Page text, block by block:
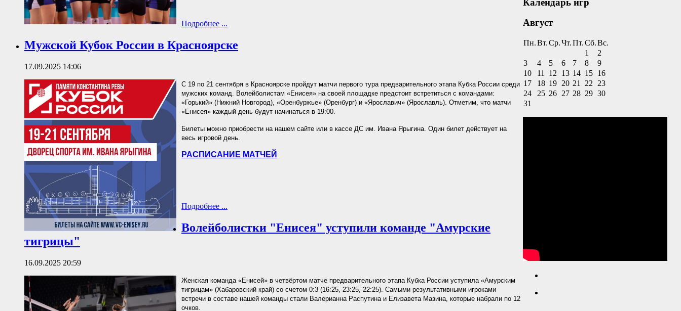
Подробнее ...
Мужской Кубок России в Красноярске
17.09.2025 14:06
С 19 по 21 сентября в Красноярске пройдут матчи первого тура предварительного этапа Кубка России среди
мужских команд. Волейболистам «Енисея» на своей площадке предстоит встретиться с командами:
«Горький» (Нижний Новгород), «Оренбуржье» (Оренбург) и «Ярославич» (Ярославль). Отметим, что матчи
«Енисея» каждый день будут начинаться в 19:00.
Билеты можно приобрести на нашем сайте или в кассе ДС им. Ивана Ярыгина. Один билет действует на
весь игровой день.
РАСПИСАНИЕ МАТЧЕЙ
Подробнее ...
Волейболистки "Енисея" уступили команде "Амурские
тигрицы"
16.09.2025 20:59
Женская команда «Енисей» в четвёртом матче предварительного этапа Кубка России уступила «Амурским
тигрицам» (Хабаровский край) со счетом 0:3 (16:25, 23:25, 22:25). Самыми результативными игроками
встречи в составе нашей команды стали Валерианна Распутина и Елизавета Мазина, которые набрали по 12
очков.
Календарь игр
Август
Пн.Вт.Ср.Чт.Пт.Сб.Вс.
1
2
3
4 5 6 7 8
9
10
11 12 13 14 15 16
17
18 19 20 21 22
23
24
25 26 27 28 29 30
31